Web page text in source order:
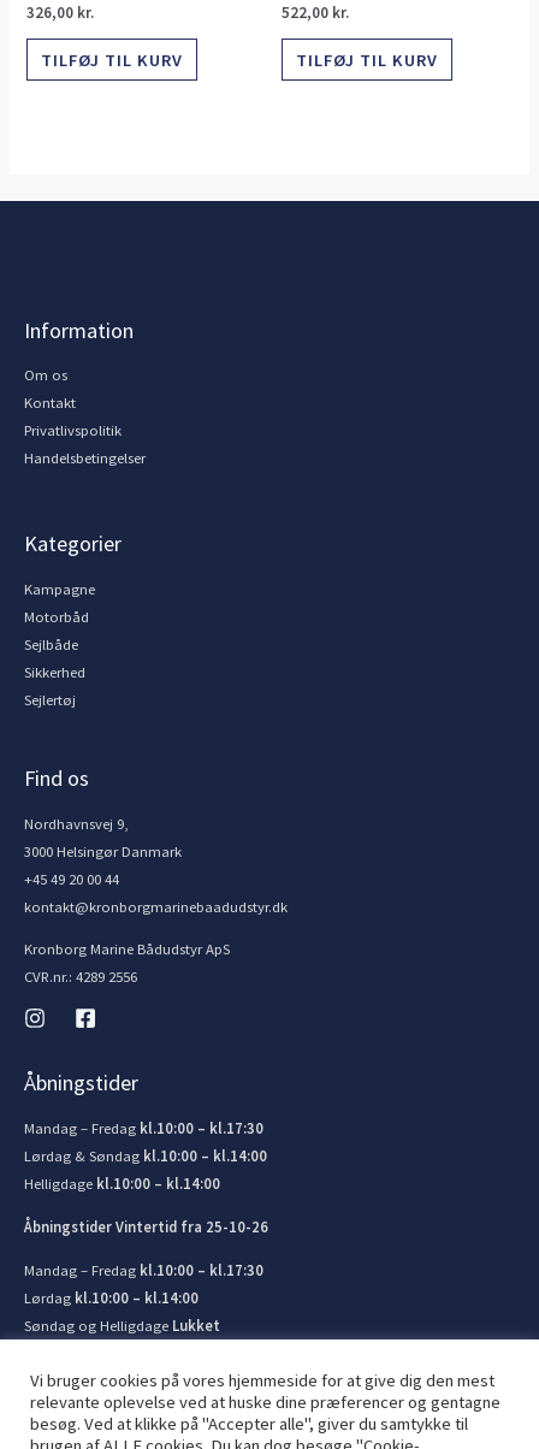
326,00 kr.
TILFØJ TIL KURV
522,00 kr.
TILFØJ TIL KURV
Information
Om os
Kontakt
Privatlivspolitik
Handelsbetingelser
Kategorier
Kampagne
Motorbåd
Sejlbåde
Sikkerhed
Sejlertøj
Find os
Nordhavnsvej 9,
3000 Helsingør Danmark
+45 49 20 00 44
kontakt@kronborgmarinebaadudstyr.dk
Kronborg Marine Bådudstyr ApS
CVR.nr.: 4289 2556
Åbningstider
Mandag – Fredag kl.10:00 – kl.17:30
Lørdag & Søndag kl.10:00 – kl.14:00
Helligdage kl.10:00 – kl.14:00
Åbningstider Vintertid fra 25-10-26
Mandag – Fredag kl.10:00 – kl.17:30
Lørdag kl.10:00 – kl.14:00
Søndag og Helligdage Lukket
Vi bruger cookies på vores hjemmeside for at give dig den mest
relevante oplevelse ved at huske dine præferencer og gentagne
besøg. Ved at klikke på "Accepter alle", giver du samtykke til